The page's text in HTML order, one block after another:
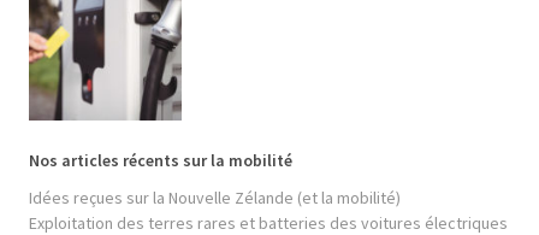
Nos articles récents sur la mobilité
Idées reçues sur la Nouvelle Zélande (et la mobilité)
Exploitation des terres rares et batteries des voitures électriques